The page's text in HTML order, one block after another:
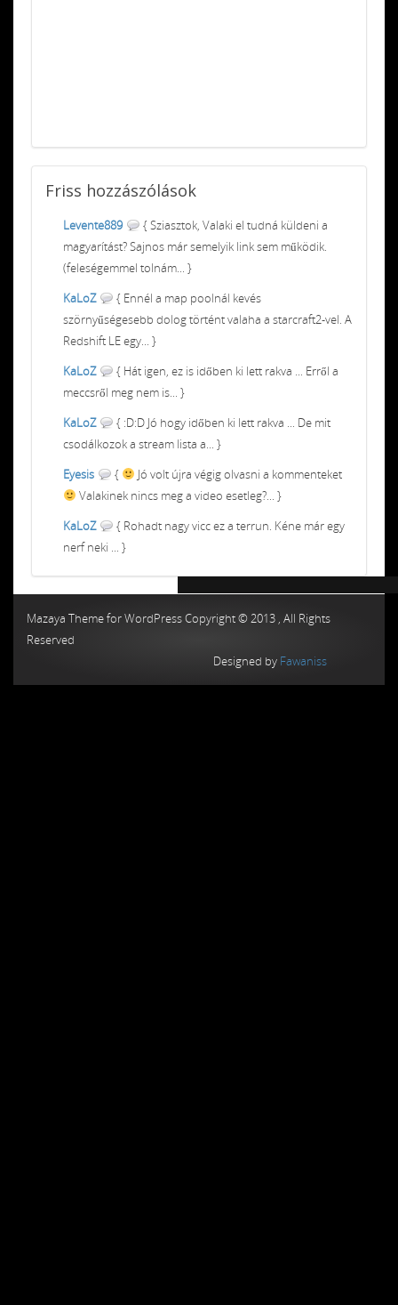
Friss hozzászólások
Levente889
{ Sziasztok, Valaki el tudná küldeni a
magyarítást? Sajnos már semelyik link sem működik.
(feleségemmel tolnám... }
KaLoZ
{ Ennél a map poolnál kevés
szörnyűségesebb dolog történt valaha a starcraft2-vel. A
Redshift LE egy... }
KaLoZ
{ Hát igen, ez is időben ki lett rakva ... Erről a
meccsről meg nem is... }
KaLoZ
{ :D:D Jó hogy időben ki lett rakva ... De mit
csodálkozok a stream lista a... }
Eyesis
{
Jó volt újra végig olvasni a kommenteket
Valakinek nincs meg a video esetleg?... }
KaLoZ
{ Rohadt nagy vicc ez a terrun. Kéne már egy
nerf neki ... }
Mazaya Theme for WordPress Copyright © 2013 , All Rights
Reserved
Designed by Fawaniss